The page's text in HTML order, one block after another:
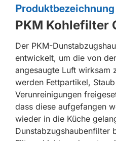
Produktbezeichnung
PKM Kohlefilter
Der PKM-
entwickelt, um die von
angesaugte Luft wirksam
werden Fettpartikel,
Verunreinigungen
dass diese aufgefangen
wieder in die Küche
Dunstabzugshaubenfilter